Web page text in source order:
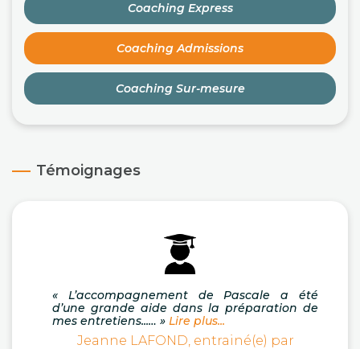
Coaching Express
Coaching Admissions
Coaching Sur-mesure
Témoignages
« L’accompagnement de Pascale a été
d’une grande aide dans la préparation de
mes entretiens...… » Lire plus...
Jeanne LAFOND, entrainé(e) par